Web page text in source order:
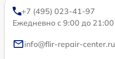
+7 (495) 023-41-97
Ежедневно с 9:00 до 21:00
info@flir-repair-center.ru